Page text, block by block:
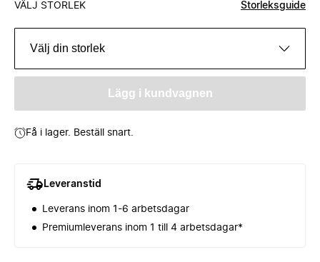
VÄLJ STORLEK Storleksguide
Välj din storlek
Lägg i kundvagnen
Få i lager. Beställ snart.
Leveranstid
Leverans inom 1-6 arbetsdagar
Premiumleverans inom 1 till 4 arbetsdagar*